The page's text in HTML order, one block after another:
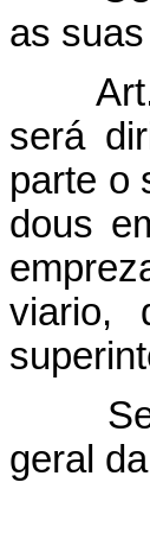
as
será
parte o
dous
viario,
Será
geral